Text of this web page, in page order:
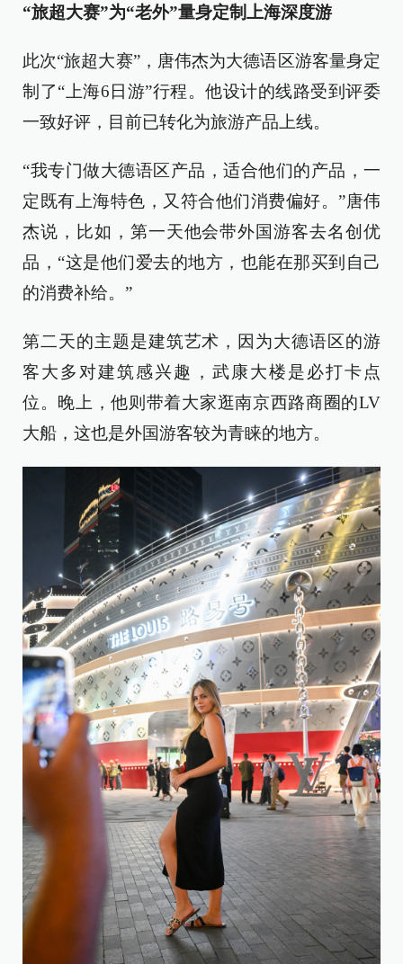
“旅超大赛”为“老外”量身定制上海深度游
此次“旅超大赛”，唐伟杰为大德语区游客量身定
制了“上海6日游”行程。他设计的线路受到评委
一致好评，目前已转化为旅游产品上线。
“我专门做大德语区产品，适合他们的产品，一
定既有上海特色，又符合他们消费偏好。”唐伟
杰说，比如，第一天他会带外国游客去名创优
品，“这是他们爱去的地方，也能在那买到自己
的消费补给。”
第二天的主题是建筑艺术，因为大德语区的游
客大多对建筑感兴趣，武康大楼是必打卡点
位。晚上，他则带着大家逛南京西路商圈的LV
大船，这也是外国游客较为青睐的地方。